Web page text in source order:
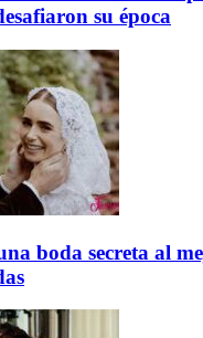
su época
boda secreta al